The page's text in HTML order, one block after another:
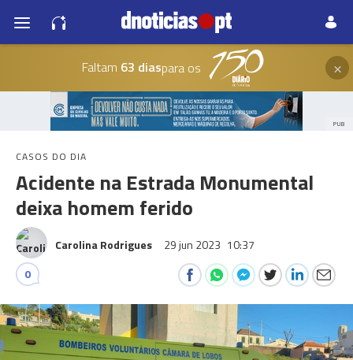
Faltam 63 diaspara os ×
PUB
CASOS DO DIA
Acidente na Estrada Monumental
deixa homem ferido
Carolina Rodrigues 29 jun 2023 10:37
0